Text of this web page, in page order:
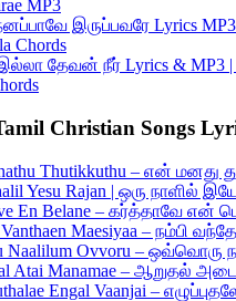
MP3
இருப்பவரே Lyrics MP3
Chords
தேவன் நீர் Lyrics & MP3 |
Christian Songs
Thutikkuthu – என் மனது
Yesu Rajan | ஒரு நாளில்
En Belane – கர்த்தாவே என்
Maesiyaa – நம்பி
Naalilum Ovvoru – ஒவ்வொரு
Atai Manamae – ஆறுதல்
Engal Vaanjai –